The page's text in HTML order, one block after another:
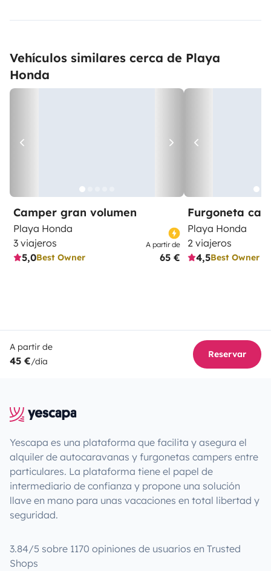
Vehículos similares cerca de Playa
Honda
Camper gran volumen
Playa Honda
3 viajeros
5,0Best Owner
A partir de
65 €
Furgoneta
Playa Honda
2 viajeros
4,5Best Owner
A partir de
45 €/día
Reservar
Yescapa es una plataforma que facilita y asegura el
alquiler de autocaravanas y furgonetas campers entre
particulares. La plataforma tiene el papel de
intermediario de confianza y propone una solución
llave en mano para unas vacaciones en total libertad y
seguridad.
3.84/5 sobre 1170 opiniones de usuarios en Trusted
Shops